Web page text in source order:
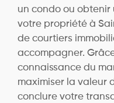
un condo ou
votre propriété à
de courtiers
accompagner.
connaissance du
maximiser la valeur
conclure votre